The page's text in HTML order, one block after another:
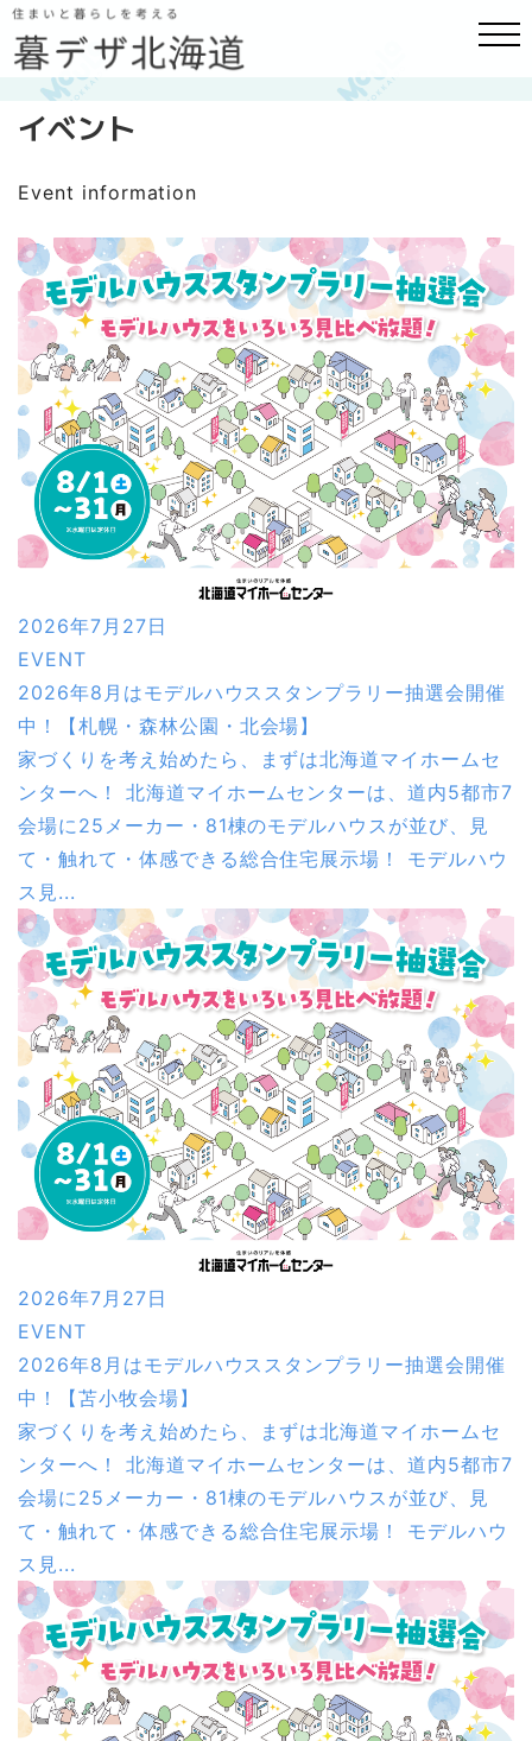
イベント
Event information
2026年7月27日
EVENT
2026年8月はモデルハウススタンプラリー抽選会開催
中！【札幌・森林公園・北会場】
家づくりを考え始めたら、まずは北海道マイホームセ
ンターへ！ 北海道マイホームセンターは、道内5都市7
会場に25メーカー・81棟のモデルハウスが並び、見
て・触れて・体感できる総合住宅展示場！ モデルハウ
ス見...
2026年7月27日
EVENT
2026年8月はモデルハウススタンプラリー抽選会開催
中！【苫小牧会場】
家づくりを考え始めたら、まずは北海道マイホームセ
ンターへ！ 北海道マイホームセンターは、道内5都市7
会場に25メーカー・81棟のモデルハウスが並び、見
て・触れて・体感できる総合住宅展示場！ モデルハウ
ス見...